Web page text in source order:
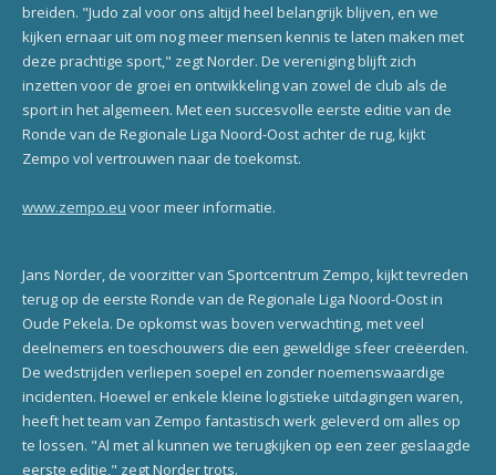
breiden. "Judo zal voor ons altijd heel belangrijk blijven, en we
kijken ernaar uit om nog meer mensen kennis te laten maken met
deze prachtige sport," zegt Norder. De vereniging blijft zich
inzetten voor de groei en ontwikkeling van zowel de club als de
sport in het algemeen. Met een succesvolle eerste editie van de
Ronde van de Regionale Liga Noord-Oost achter de rug, kijkt
Zempo vol vertrouwen naar de toekomst.
www.zempo.eu voor meer informatie.
Jans Norder, de voorzitter van Sportcentrum Zempo, kijkt tevreden
terug op de eerste Ronde van de Regionale Liga Noord-Oost in
Oude Pekela. De opkomst was boven verwachting, met veel
deelnemers en toeschouwers die een geweldige sfeer creëerden.
De wedstrijden verliepen soepel en zonder noemenswaardige
incidenten. Hoewel er enkele kleine logistieke uitdagingen waren,
heeft het team van Zempo fantastisch werk geleverd om alles op
te lossen. "Al met al kunnen we terugkijken op een zeer geslaagde
eerste editie," zegt Norder trots.